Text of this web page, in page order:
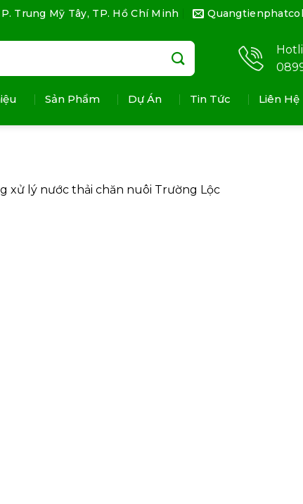
Trung Mỹ Tây, TP. Hồ Chí Minh
Sản Phẩm Dự Án Tin Tức
Liên Hệ
xử lý nước thải chăn nuôi Trường Lộc